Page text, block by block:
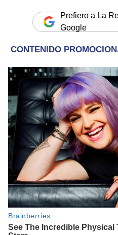
Prefiero a La
Google